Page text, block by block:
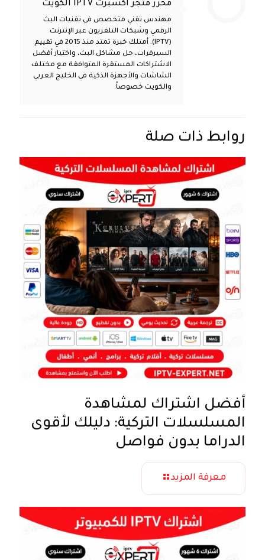
محرر متجر اكسبرت IPTV الكويت
مهندس تقني متخصص في تقنيات البث
الرقمي وشبكات التلفزيون عبر الإنترنت
(IPTV). أمتلك خبرة تمتد منذ 2015 في تقييم
السيرفرات، حل مشاكل البث، واختيار أفضل
الاشتراكات المستقرة المتوافقة مع مختلف
الشاشات والأجهزة الذكية في الخليج العربي
والكويت خصوصاً.
روابط ذات صلة
أفضل اشتراك لمشاهدة
المسلسلات التركية: دليلك لأقوى
الدراما بدون فواصل
معرفة المزيد